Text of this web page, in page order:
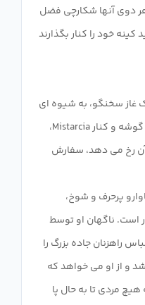
دوی آنها شکارچی فضل
کینه خود را کنار بگذارند
غاز سخنگو، به شیوه ای
عجیب از آنها مراقبت می کند و از گوشه و کنار Mistarcia،
رخ می دهد، سفارش
پرحرف و شوخ،
است. ناگهان او توسط
راهزنان جاده بزرگ را
و از او می خواهد که
هیچ مردی تا به حال پا